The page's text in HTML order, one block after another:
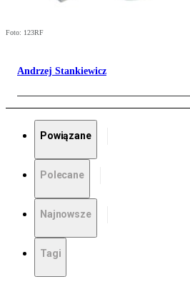
Foto: 123RF
Andrzej Stankiewicz
Powiązane
Polecane
Najnowsze
Tagi